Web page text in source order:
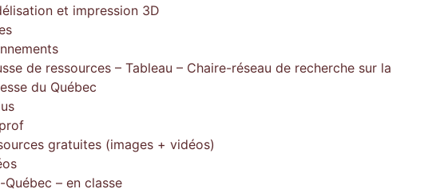
et impression 3D
de ressources – Tableau – Chaire-réseau de recherche sur la
du Québec
gratuites (images + vidéos)
Québec – en classe